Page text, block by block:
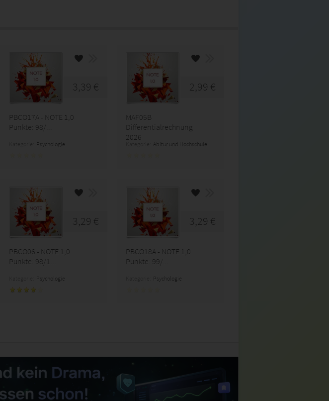
3,39 €
PBCO17A - NOTE 1,0
Punkte: 98/...
Psychologie
2,99 €
MAF05B
Differentialrechnung
2026
Abitur und Hochschule
3,29 €
PBCO06 - NOTE 1,0
Punkte: 98/1...
Psychologie
3,29 €
PBCO18A - NOTE 1,0
Punkte: 99/...
Psychologie